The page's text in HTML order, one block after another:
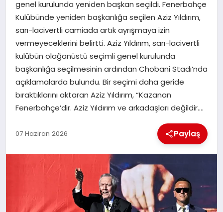
GENEL
SPOR
İLÇE HABERLERI
DÜNYA
İLETIŞIM
YAZARLAR
genel kurulunda yeniden başkan seçildi. Fenerbahçe
Kulübünde yeniden başkanlığa seçilen Aziz Yıldırım,
sarı-lacivertli camiada artık ayrışmaya izin
vermeyeceklerini belirtti. Aziz Yıldırım, sarı-lacivertli
kulübün olağanüstü seçimli genel kurulunda
başkanlığa seçilmesinin ardından Chobani Stadı’nda
açıklamalarda bulundu. Bir seçimi daha geride
bıraktıklarını aktaran Aziz Yıldırım, “Kazanan
Fenerbahçe’dir. Aziz Yıldırım ve arkadaşları değildir….
07 Haziran 2026 Paylaş